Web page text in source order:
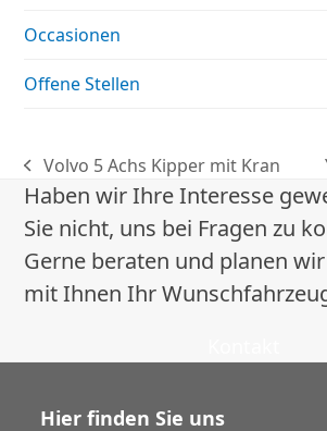
Occasionen
Offene Stellen
vorheriger
Beitrag:
Volvo 5 Achs Kipper mit Kran
Haben wir Ihre Interesse
Sie nicht, uns bei Fragen zu
Gerne beraten und planen
mit Ihnen Ihr
Hier finden Sie uns